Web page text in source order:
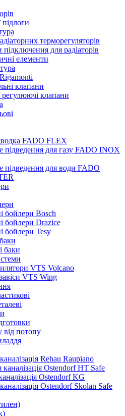
підлоги
терморегуляторів
для радіаторів
елементи
клапани
клапани
FADO FLEX
підведення для газу FADO INOX
підведення для води FADO
бойлери Bosch
бойлери Drazice
бойлери Tesy
баки
VTS Volcano
VTS Wing
від потопу
Rehau Raupiano
Ostendorf HT Safe
Ostendorf KG
Ostendorf Skolan Safe